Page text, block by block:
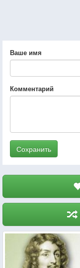
Ваше имя
Комментарий
Сохранить